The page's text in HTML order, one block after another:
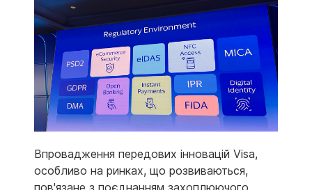
Впровадження передових інновацій Visa,
особливо на ринках, що розвиваються,